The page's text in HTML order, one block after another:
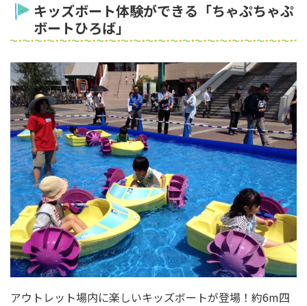
キッズボート体験ができる「ちゃぷちゃぷ
ボートひろば」
アウトレット場内に楽しいキッズボートが登場！約6m四